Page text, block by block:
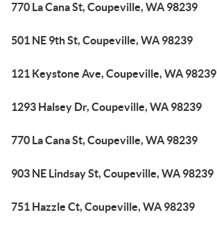
770 La Cana St, Coupeville, WA 98239
501 NE 9th St, Coupeville, WA 98239
121 Keystone Ave, Coupeville, WA 98239
1293 Halsey Dr, Coupeville, WA 98239
770 La Cana St, Coupeville, WA 98239
903 NE Lindsay St, Coupeville, WA 98239
751 Hazzle Ct, Coupeville, WA 98239